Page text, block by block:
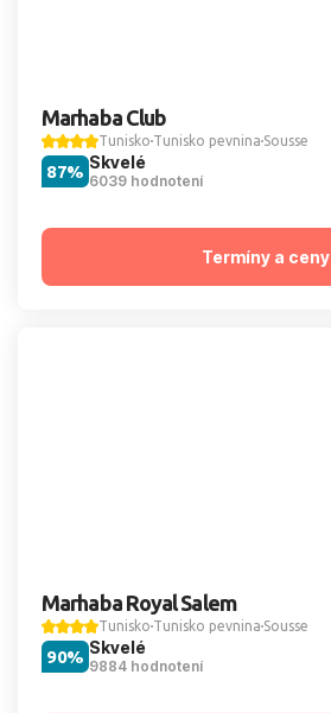
Marhaba Club
Tunisko Tunisko pevnina Sousse
Skvelé
6039 hodnotení
87%
Termíny a ceny
Marhaba Royal Salem
Tunisko Tunisko pevnina Sousse
Skvelé
9884 hodnotení
90%